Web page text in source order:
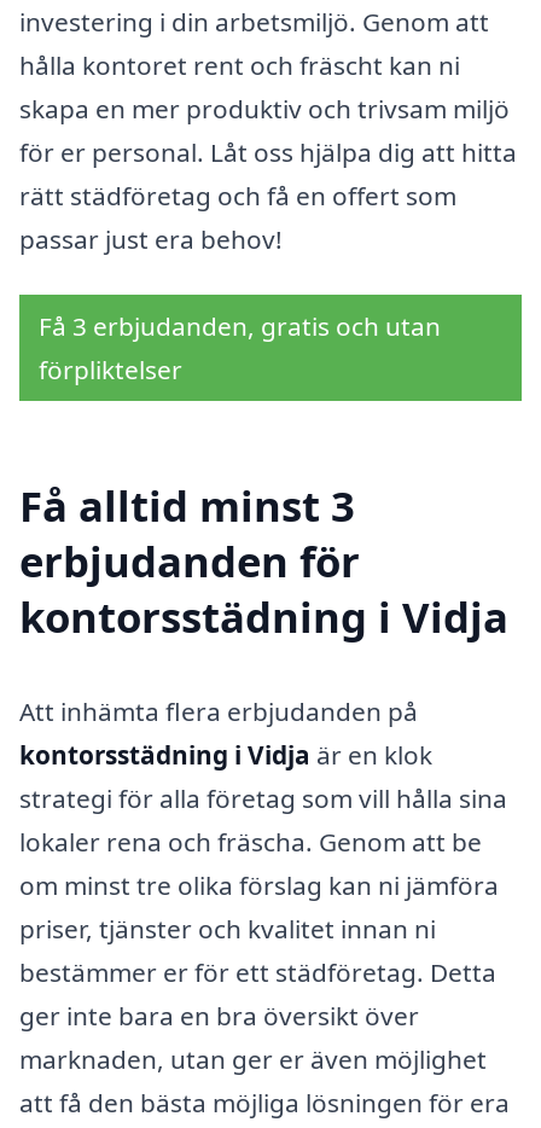
investering i din arbetsmiljö. Genom att
hålla kontoret rent och fräscht kan ni
skapa en mer produktiv och trivsam miljö
för er personal. Låt oss hjälpa dig att hitta
rätt städföretag och få en offert som
passar just era behov!
Få 3 erbjudanden, gratis och utan
förpliktelser
Få alltid minst 3
erbjudanden för
kontorsstädning i Vidja
Att inhämta flera erbjudanden på
kontorsstädning i Vidja är en klok
strategi för alla företag som vill hålla sina
lokaler rena och fräscha. Genom att be
om minst tre olika förslag kan ni jämföra
priser, tjänster och kvalitet innan ni
bestämmer er för ett städföretag. Detta
ger inte bara en bra översikt över
marknaden, utan ger er även möjlighet
att få den bästa möjliga lösningen för era